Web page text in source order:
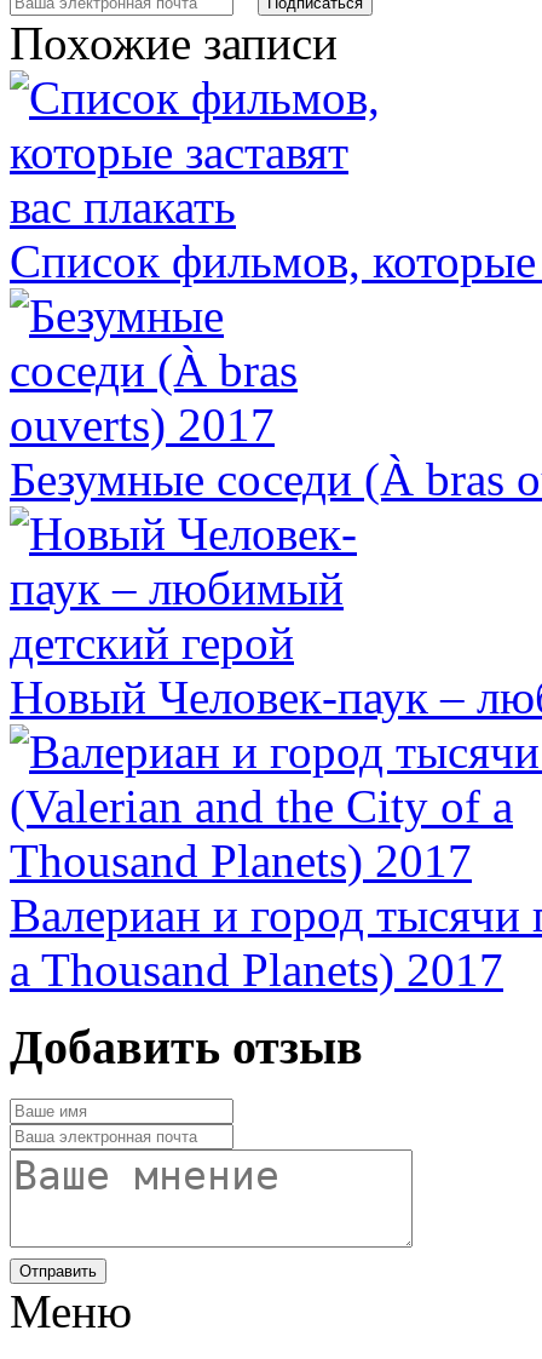
Похожие записи
Список фильмов, которые
Безумные соседи (À bras
Новый Человек-паук –
Валериан и город
a Thousand Planets) 2017
Добавить отзыв
Отправить
Меню